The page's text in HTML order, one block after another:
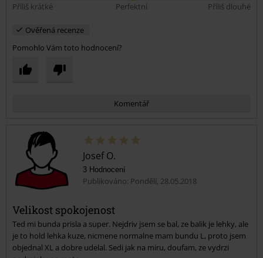
Příliš krátké
Perfektní Příliš dlouhé
Ověřená recenze
Pomohlo Vám toto hodnocení?
Komentář
Odeslat komentář
Josef O.
3 Hodnocení
Publikováno: Pondělí, 28.05.2018
Velikost spokojenost
Ted mi bunda prisla a super. Nejdriv jsem se bal, ze balik je lehky, ale
je to hold lehka kuze, nicmene normalne mam bundu L, proto jsem
objednal XL a dobre udelal. Sedi jak na miru, doufam, ze vydrzi